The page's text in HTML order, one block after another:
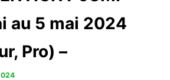
au 5 mai 2024
Pro) –